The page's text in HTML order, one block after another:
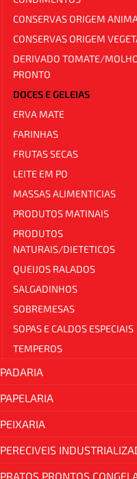
CONSERVAS ORIGEM
CONSERVAS ORIGEM
DERIVADO TOMATE/
PRONTO
DOCES E GELEIAS
ERVA MATE
FARINHAS
FRUTAS SECAS
LEITE EM PO
MASSAS ALIMENTICIAS
PRODUTOS MATINAIS
PRODUTOS
NATURAIS/DIETETICOS
QUEIJOS RALADOS
SALGADINHOS
SOBREMESAS
SOPAS E CALDOS ESPECIAIS
TEMPEROS
PADARIA
PAPELARIA
PEIXARIA
PERECIVEIS
PRATOS PRONTOS